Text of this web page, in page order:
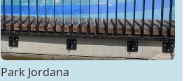
Park Jordana